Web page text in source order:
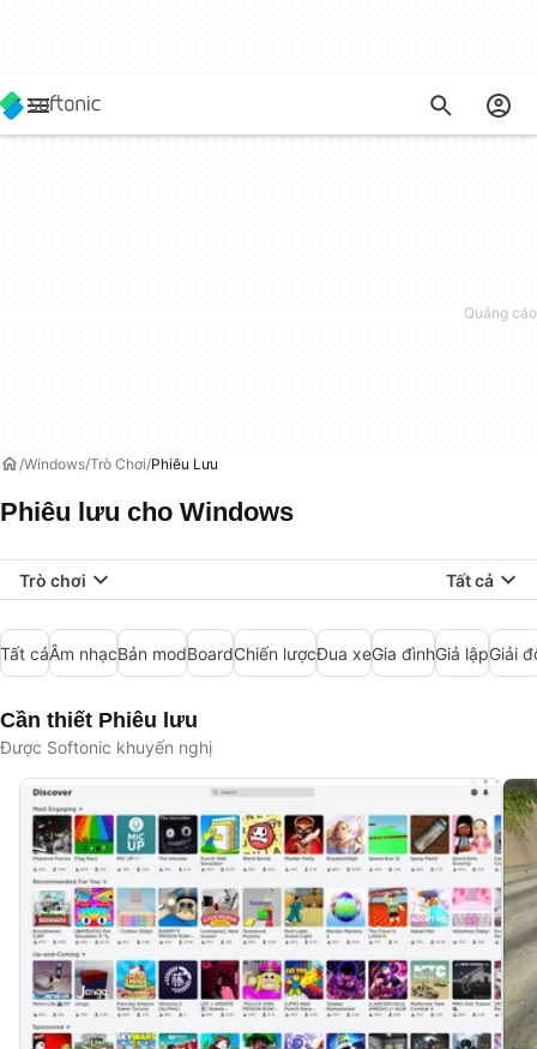
Windows Trò Chơi Phiêu Lưu
Phiêu lưu cho Windows
Trò chơi Tất cả
Tất cảÂm nhạcBản modBoardChiến lượcĐua xeGia đìnhGiả lậpGiải
Cần thiết Phiêu lưu
Được Softonic khuyến nghị